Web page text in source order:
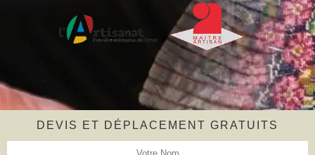
DEVIS ET DÉPLACEMENT GRATUITS